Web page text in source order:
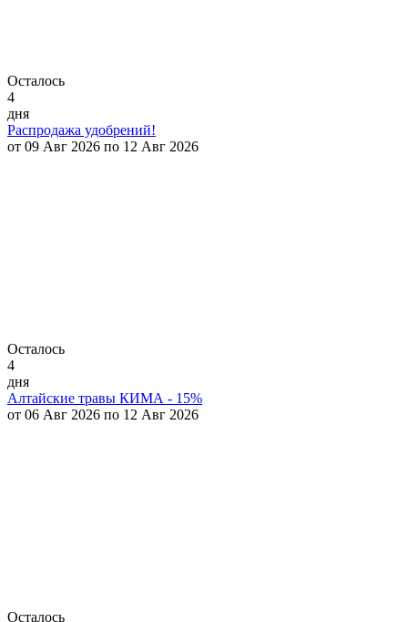
Осталось
4
дня
Распродажа удобрений!
от 09 Авг 2026 по 12 Авг 2026
Осталось
4
дня
Алтайские травы КИМА - 15%
от 06 Авг 2026 по 12 Авг 2026
Осталось